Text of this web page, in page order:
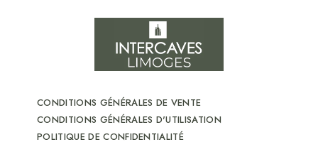
CONDITIONS GÉNÉRALES DE VENTE
CONDITIONS GÉNÉRALES D'UTILISATION
POLITIQUE DE CONFIDENTIALITÉ